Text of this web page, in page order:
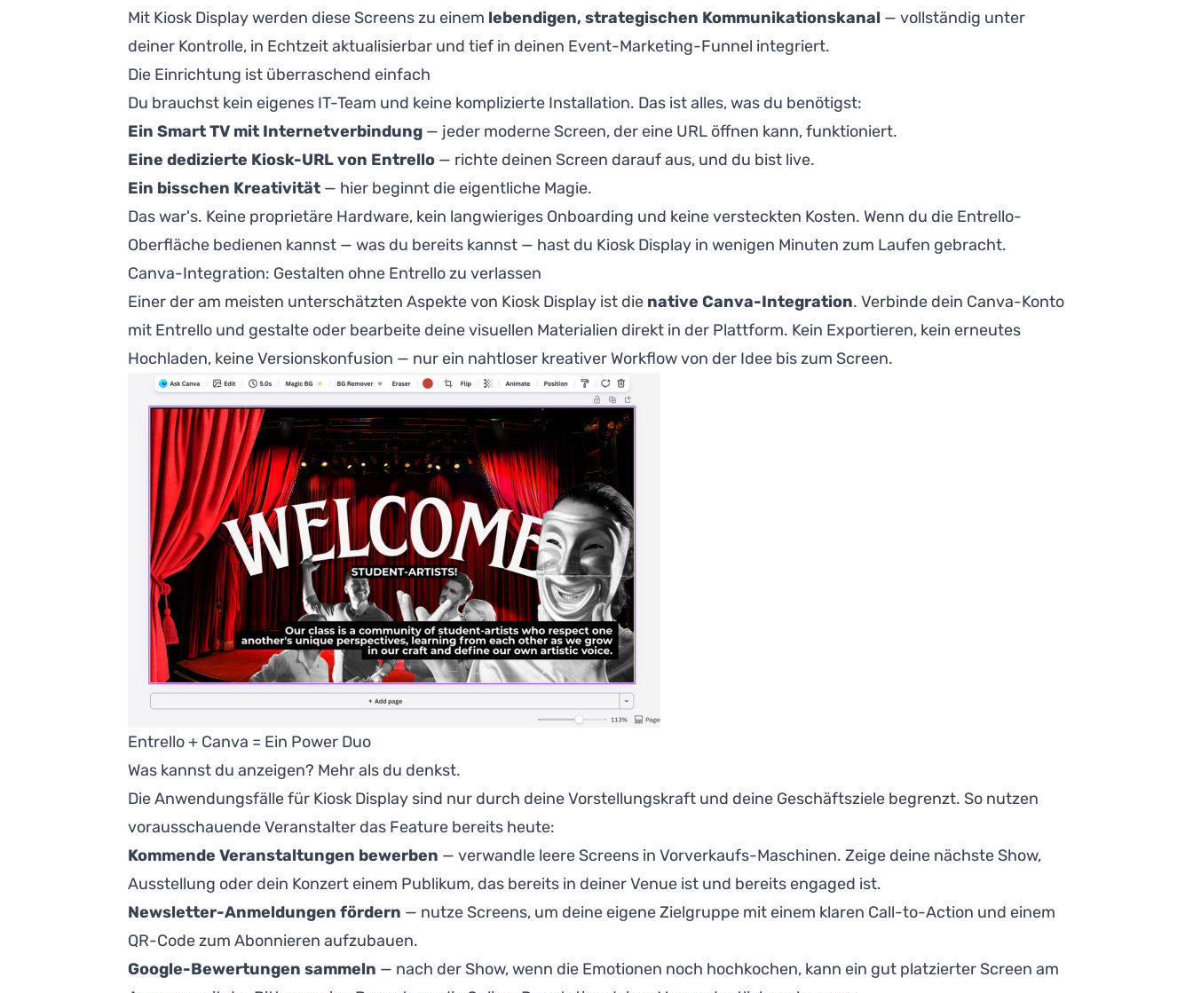
Mit Kiosk Display werden diese Screens zu einem lebendigen, strategischen Kommunikationskanal — vollständig unter
deiner Kontrolle, in Echtzeit aktualisierbar und tief in deinen Event-Marketing-Funnel integriert.
Die Einrichtung ist überraschend einfach
Du brauchst kein eigenes IT-Team und keine komplizierte Installation. Das ist alles, was du benötigst:
Ein Smart TV mit Internetverbindung — jeder moderne Screen, der eine URL öffnen kann, funktioniert.
Eine dedizierte Kiosk-URL von Entrello — richte deinen Screen darauf aus, und du bist live.
Ein bisschen Kreativität — hier beginnt die eigentliche Magie.
Das war's. Keine proprietäre Hardware, kein langwieriges Onboarding und keine versteckten Kosten. Wenn du die Entrello-
Oberfläche bedienen kannst — was du bereits kannst — hast du Kiosk Display in wenigen Minuten zum Laufen gebracht.
Canva-Integration: Gestalten ohne Entrello zu verlassen
Einer der am meisten unterschätzten Aspekte von Kiosk Display ist die native Canva-Integration. Verbinde dein Canva-Konto
mit Entrello und gestalte oder bearbeite deine visuellen Materialien direkt in der Plattform. Kein Exportieren, kein erneutes
Hochladen, keine Versionskonfusion — nur ein nahtloser kreativer Workflow von der Idee bis zum Screen.
Entrello + Canva = Ein Power Duo
Was kannst du anzeigen? Mehr als du denkst.
Die Anwendungsfälle für Kiosk Display sind nur durch deine Vorstellungskraft und deine Geschäftsziele begrenzt. So nutzen
vorausschauende Veranstalter das Feature bereits heute:
Kommende Veranstaltungen bewerben — verwandle leere Screens in Vorverkaufs-Maschinen. Zeige deine nächste Show,
Ausstellung oder dein Konzert einem Publikum, das bereits in deiner Venue ist und bereits engaged ist.
Newsletter-Anmeldungen fördern — nutze Screens, um deine eigene Zielgruppe mit einem klaren Call-to-Action und einem
QR-Code zum Abonnieren aufzubauen.
Google-Bewertungen sammeln — nach der Show, wenn die Emotionen noch hochkochen, kann ein gut platzierter Screen am